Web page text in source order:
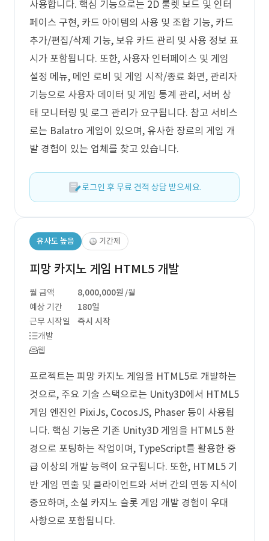
사용합니다. 핵심 기능으로는 2D 룰렛 보드 및 인터
페이스 구현, 카드 아이템의 사용 및 조합 기능, 카드
추가/편집/삭제 기능, 보유 카드 관리 및 사용 정보 표
시가 포함됩니다. 또한, 사용자 인터페이스 및 게임
설정 메뉴, 메인 로비 및 게임 시작/종료 화면, 관리자
기능으로 사용자 데이터 및 게임 통계 관리, 서버 상
태 모니터링 및 로그 관리가 요구됩니다. 참고 서비스
로는 Balatro 게임이 있으며, 유사한 장르의 게임 개
발 경험이 있는 업체를 찾고 있습니다.
로그인 후 무료 견적 상담 받으세요.
유사도 높음 기간제
피망 카지노 게임 HTML5 개발
월 금액 8,000,000원 /월
예상 기간
180일
근무 시작일
즉시 시작
개발
웹
프로젝트는 피망 카지노 게임을 HTML5로 개발하는
것으로, 주요 기술 스택으로는 Unity3D에서 HTML5
게임 엔진인 PixiJs, CocosJS, Phaser 등이 사용됩
니다. 핵심 기능은 기존 Unity3D 게임을 HTML5 환
경으로 포팅하는 작업이며, TypeScript를 활용한 중
급 이상의 개발 능력이 요구됩니다. 또한, HTML5 기
반 게임 연출 및 클라이언트와 서버 간의 연동 지식이
중요하며, 소셜 카지노 슬롯 게임 개발 경험이 우대
사항으로 포함됩니다.